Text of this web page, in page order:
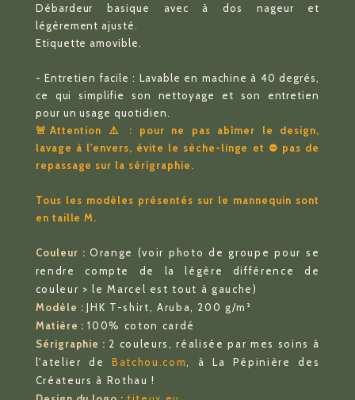
Débardeur basique avec à dos nageur et
légèrement ajusté.
Etiquette amovible.
- Entretien facile : Lavable en machine à 40 degrés,
ce qui simplifie son nettoyage et son entretien
pour un usage quotidien.
🚨Attention ⚠️ : pour ne pas abîmer le design,
lavage à l'envers, évite le sèche-linge et ⛔️ pas de
repassage sur la sérigraphie.
Tous les modèles présentés sur le mannequin sont
en taille M.
Couleur : Orange (voir photo de groupe pour se
rendre compte de la légère différence de
couleur > le Marcel est tout à gauche)
Modèle : JHK T-shirt, Aruba, 200 g/m²
Matière : 100% coton cardé
Sérigraphie : 2 couleurs, réalisée par mes soins à
l'atelier deBatchou.com
, à La Pépinière des
Créateurs à Rothau !